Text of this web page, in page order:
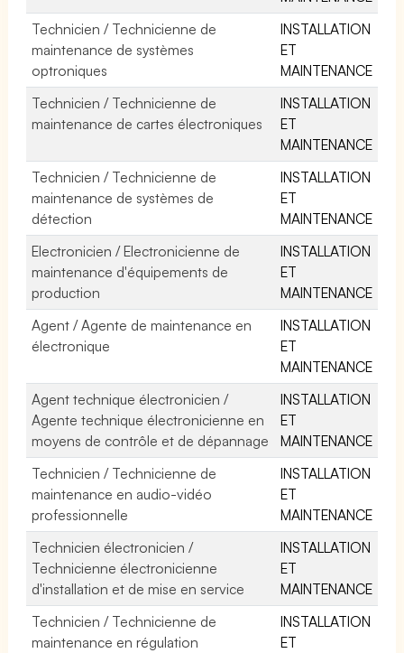
Technicien / Technicienne de
maintenance de systèmes
optroniques
INSTALLATION
ET
MAINTENANCE
Technicien / Technicienne de
maintenance de cartes électroniques
INSTALLATION
ET
MAINTENANCE
Technicien / Technicienne de
maintenance de systèmes de
détection
INSTALLATION
ET
MAINTENANCE
Electronicien / Electronicienne de
maintenance d'équipements de
production
INSTALLATION
ET
MAINTENANCE
Agent / Agente de maintenance en
électronique
INSTALLATION
ET
MAINTENANCE
Agent technique électronicien /
Agente technique électronicienne en
moyens de contrôle et de dépannage
INSTALLATION
ET
MAINTENANCE
Technicien / Technicienne de
maintenance en audio-vidéo
professionnelle
INSTALLATION
ET
MAINTENANCE
Technicien électronicien /
Technicienne électronicienne
d'installation et de mise en service
INSTALLATION
ET
MAINTENANCE
Technicien / Technicienne de
maintenance en régulation
INSTALLATION
ET